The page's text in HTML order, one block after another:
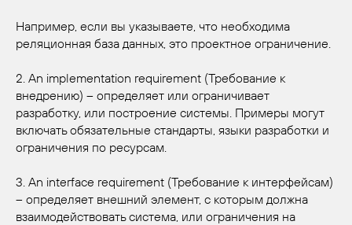
Например, если вы указываете, что необходима
реляционная база данных, это проектное ограничение.
2. An implementation requirement (Требование к
внедрению) – определяет или ограничивает
разработку, или построение системы. Примеры могут
включать обязательные стандарты, языки разработки и
ограничения по ресурсам.
3. An interface requirement (Требование к интерфейсам)
– определяет внешний элемент, с которым должна
взаимодействовать система, или ограничения на